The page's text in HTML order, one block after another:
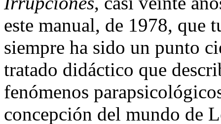
este manual, de 1978, que
siempre ha sido un punto
tratado didáctico que
fenómenos
concepción del mundo de